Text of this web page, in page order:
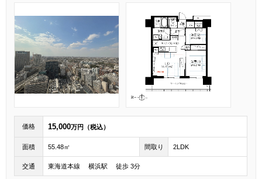
価格 15,000万円（税込）
面積 55.48㎡ 間取り 2LDK
交通 東海道本線 横浜駅 徒歩 3分